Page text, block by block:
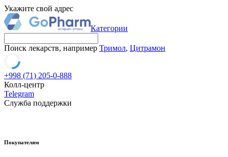
Укажите свой адрес
Категории
Поиск лекарств, например Тримол, Цитрамон
+998 (71) 205-0-888
Колл-центр
Telegram
Служба поддержки
Покупателям